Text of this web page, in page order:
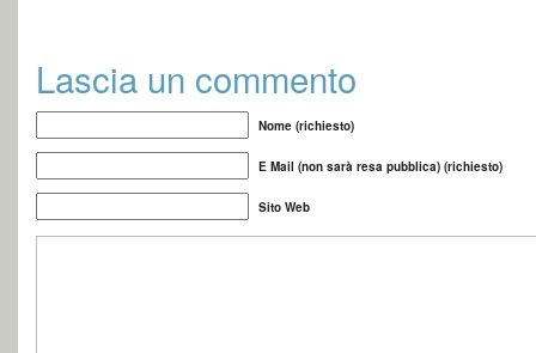
Lascia un commento
Nome (richiesto)
E Mail (non sarà resa pubblica) (richiesto)
Sito Web